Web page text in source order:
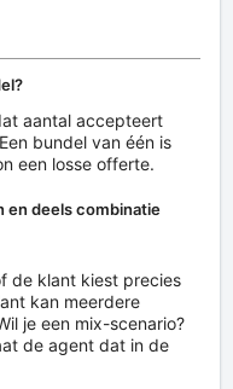
aantal accepteert
bundel van één is
een losse offerte.
en deels combinatie
de klant kiest precies
kan meerdere
je een mix-scenario?
de agent dat in de